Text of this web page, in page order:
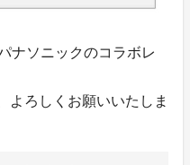
ナソニックのコラボレ
よろしくお願いいたしま